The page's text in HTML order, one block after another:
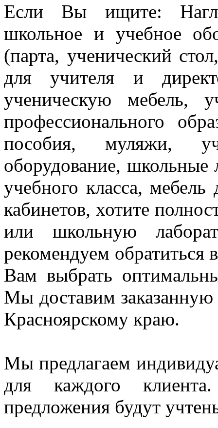
Если Вы ищите:
школьное и учебное
(парта, ученический
для учителя и
ученическую мебель,
профессионального
пособия, муляжи,
оборудование, школьные
учебного класса,
кабинетов, хотите
или школьную
рекомендуем
Вам выбрать
Мы доставим
Красноярскому краю.
Мы предлагаем
для каждого
предложения будут